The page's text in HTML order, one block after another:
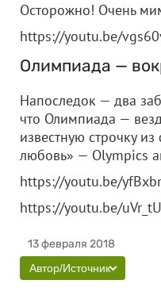
Осторожно! Очень
https://youtu.be/
Олимпиада —
Напоследок — два
что Олимпиада —
известную строчку
любовь» — Olympics
https://youtu.be/
https://youtu.be/
13 февраля 2018
Автор/Источник